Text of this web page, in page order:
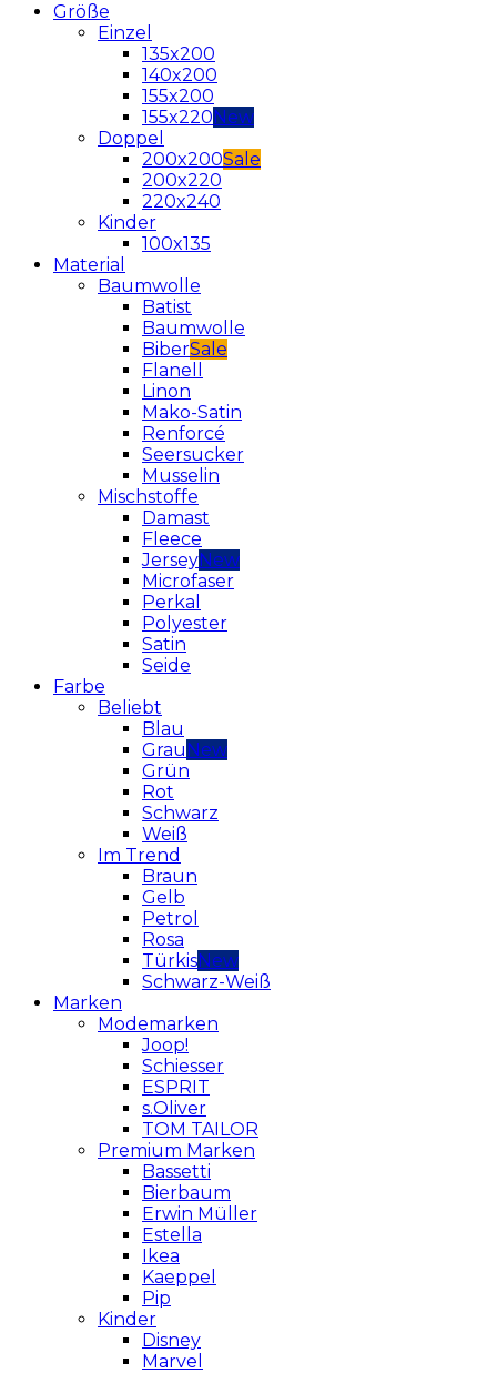
Größe
Einzel
135x200
140x200
155x200
155x220
Doppel
200x200
200x220
220x240
Kinder
100x135
Material
Baumwolle
Batist
Baumwolle
Biber
Flanell
Linon
Mako-Satin
Renforcé
Seersucker
Musselin
Mischstoffe
Damast
Fleece
Jersey
Microfaser
Perkal
Polyester
Satin
Seide
Farbe
Beliebt
Blau
Grau
Grün
Rot
Schwarz
Weiß
Im Trend
Braun
Gelb
Petrol
Rosa
Türkis
Schwarz-Weiß
Marken
Modemarken
Joop!
Schiesser
ESPRIT
s.Oliver
TOM TAILOR
Premium Marken
Bassetti
Bierbaum
Erwin Müller
Estella
Ikea
Kaeppel
Pip
Kinder
Disney
Marvel